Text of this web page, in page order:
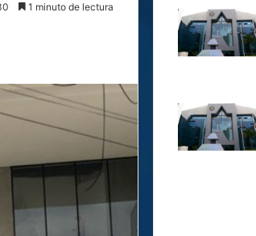
1 minuto de lectura